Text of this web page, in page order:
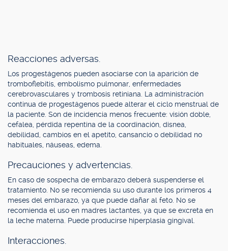
Reacciones adversas.
Los progestágenos pueden asociarse con la aparición de
tromboflebitis, embolismo pulmonar, enfermedades
cerebrovasculares y trombosis retiniana. La administración
continua de progestágenos puede alterar el ciclo menstrual de
la paciente. Son de incidencia menos frecuente: visión doble,
cefalea, pérdida repentina de la coordinación, disnea,
debilidad, cambios en el apetito, cansancio o debilidad no
habituales, náuseas, edema.
Precauciones y advertencias.
En caso de sospecha de embarazo deberá suspenderse el
tratamiento. No se recomienda su uso durante los primeros 4
meses del embarazo, ya que puede dañar al feto. No se
recomienda el uso en madres lactantes, ya que se excreta en
la leche materna. Puede producirse hiperplasia gingival.
Interacciones.